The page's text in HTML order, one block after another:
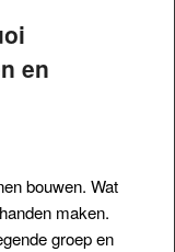
en
bouwen. Wat
maken.
groep en